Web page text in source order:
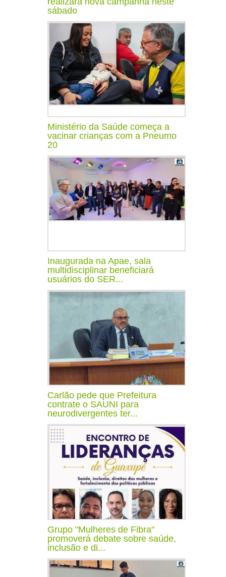
sábado
Ministério da Saúde começa a
vacinar crianças com a Pneumo
20
Inaugurada na Apae, sala
multidisciplinar beneficiará
usuários do SER...
Carlão pede que Prefeitura
contrate o SAUNI para
neurodivergentes ter...
Grupo "Mulheres de Fibra"
promoverá debate sobre saúde,
inclusão e di...